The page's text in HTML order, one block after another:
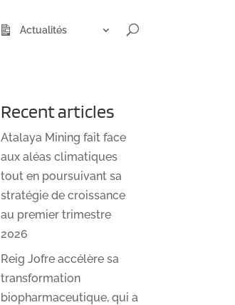
Actualités
Recent articles
Atalaya Mining fait face
aux aléas climatiques
tout en poursuivant sa
stratégie de croissance
au premier trimestre
2026
Reig Jofre accélère sa
transformation
biopharmaceutique, qui a